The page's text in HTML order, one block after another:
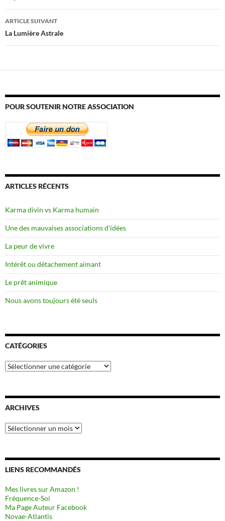
articles
ARTICLE SUIVANT
La Lumière Astrale
POUR SOUTENIR NOTRE ASSOCIATION
ARTICLES RÉCENTS
Karma divin vs Karma humain
Une des mauvaises associations d’idées
La peur de vivre
Intérêt ou détachement aimant
Le prêt animique
Nous avons toujours été seuls
CATÉGORIES
Catégories
ARCHIVES
Archives
LIENS RECOMMANDÉS
Mes livres sur Amazon !
Fréquence-Soi
Ma Page Auteur Facebook
Novae-Atlantis